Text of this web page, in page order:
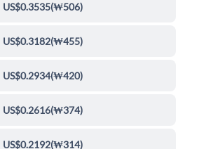
US$0.3535(₩506)
US$0.3182(₩455)
US$0.2934(₩420)
US$0.2616(₩374)
US$0.2192(₩314)